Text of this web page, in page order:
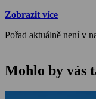
papierová superlavína
Zobrazit více
Pořad aktuálně není v
Mohlo by vás